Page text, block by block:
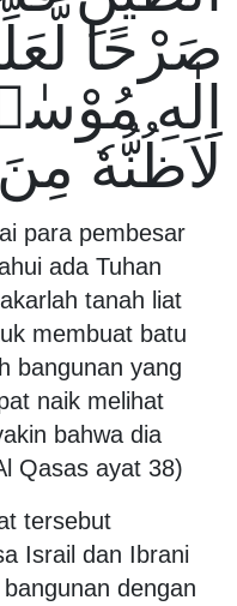
صَرْحًا
اِلٰهِ
لَاَظُنُّهٗ
para pembesar
ada Tuhan
tanah liat
membuat batu
bangunan yang
naik melihat
bahwa dia
Qasas ayat 38)
tersebut
Israil dan Ibrani
dengan